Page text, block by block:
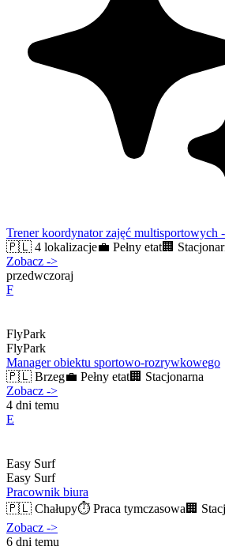
Trener koordynator zajęć multisportowych
🇵🇱 4 lokalizacje💼 Pełny etat🏢
Zobacz ->
przedwczoraj
F
FlyPark
FlyPark
Manager obiektu sportowo-rozrywkowego
🇵🇱 Brzeg💼 Pełny etat🏢 Stacjonarna
Zobacz ->
4 dni temu
E
Easy Surf
Easy Surf
Pracownik biura
🇵🇱 Chałupy⏱️ Praca tymczasowa 🏢
Zobacz ->
6 dni temu